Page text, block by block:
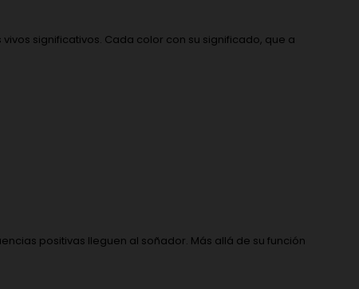
significativos. Cada color con su significado, que a
positivas lleguen al soñador. Más allá de su función